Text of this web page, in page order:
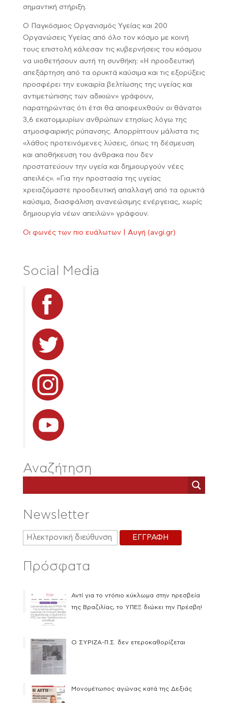
σημαντική στήριξη.
Ο Παγκόσμιος Οργανισμός Υγείας και 200
Οργανώσεις Υγείας από όλο τον κόσμο με κοινή
τους επιστολή κάλεσαν τις κυβερνήσεις του κόσμου
να υιοθετήσουν αυτή τη συνθήκη: «Η προοδευτική
απεξάρτηση από τα ορυκτά καύσιμα και τις εξορύξεις
προσφέρει την ευκαιρία βελτίωσης της υγείας και
αντιμετώπισης των αδικιών» γράφουν,
παρατηρώντας ότι έτσι θα αποφευχθούν οι θάνατοι
3,6 εκατομμυρίων ανθρώπων ετησίως λόγω της
ατμοσφαιρικής ρύπανσης. Απορρίπτουν μάλιστα τις
«λάθος προτεινόμενες λύσεις, όπως τη δέσμευση
και αποθήκευση του άνθρακα που δεν
προστατεύουν την υγεία και δημιουργούν νέες
απειλές». «Για την προστασία της υγείας
χρειαζόμαστε προοδευτική απαλλαγή από τα ορυκτά
καύσιμα, διασφάλιση ανανεώσιμης ενέργειας, χωρίς
δημιουργία νέων απειλών» γράφουν.
Οι φωνές των πιο ευάλωτων | Αυγή (avgi.gr)
Social Media
Αναζήτηση
Newsletter
Πρόσφατα
Αντί για το ντόπιο κύκλωμα στην πρεσβεία
της Βραζιλίας, το ΥΠΕΞ διώκει την Πρέσβη!
Ο ΣΥΡΙΖΑ-Π.Σ. δεν ετεροκαθορίζεται
Μονομέτωπος αγώνας κατά της Δεξιάς